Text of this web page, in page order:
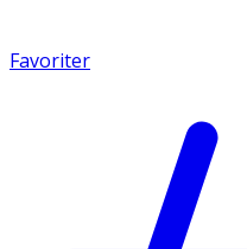
Favoriter